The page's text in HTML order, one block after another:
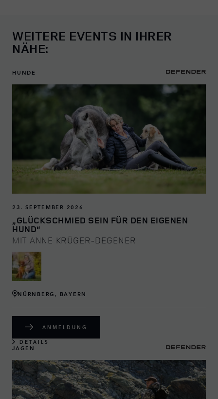
WEITERE EVENTS IN IHRER
NÄHE:
HUNDE
23. SEPTEMBER 2026
„GLÜCKSCHMIED SEIN FÜR DEN EIGENEN
HUND“
MIT ANNE KRÜGER-DEGENER
NÜRNBERG, BAYERN
ANMELDUNG
DETAILS
JAGEN